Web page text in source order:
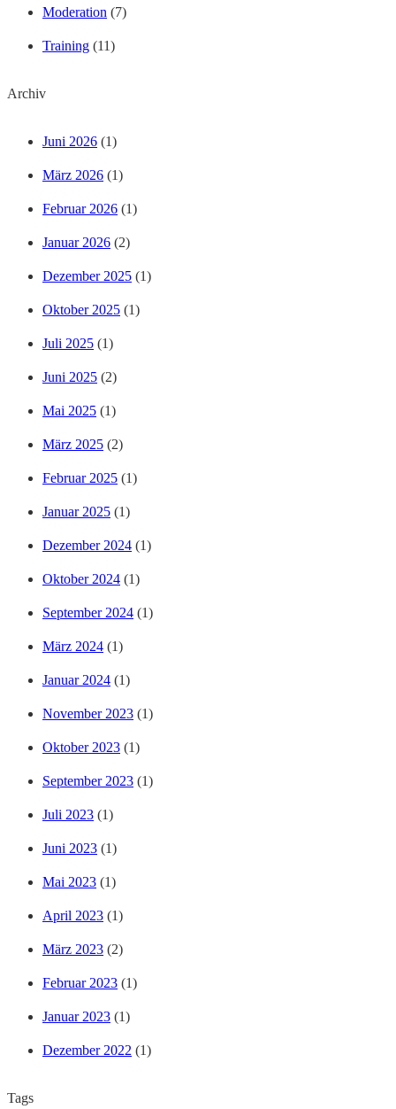
Moderation (7)
Training (11)
Archiv
Juni 2026 (1)
März 2026 (1)
Februar 2026 (1)
Januar 2026 (2)
Dezember 2025 (1)
Oktober 2025 (1)
Juli 2025 (1)
Juni 2025 (2)
Mai 2025 (1)
März 2025 (2)
Februar 2025 (1)
Januar 2025 (1)
Dezember 2024 (1)
Oktober 2024 (1)
September 2024 (1)
März 2024 (1)
Januar 2024 (1)
November 2023 (1)
Oktober 2023 (1)
September 2023 (1)
Juli 2023 (1)
Juni 2023 (1)
Mai 2023 (1)
April 2023 (1)
März 2023 (2)
Februar 2023 (1)
Januar 2023 (1)
Dezember 2022 (1)
Tags